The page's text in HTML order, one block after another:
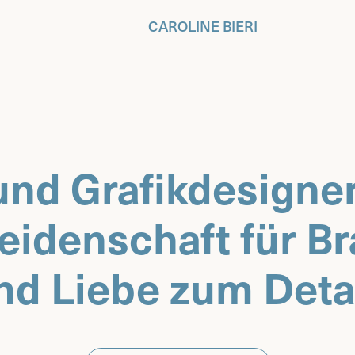
CAROLINE BIERI
für
Liebe zum
für
Liebe zum